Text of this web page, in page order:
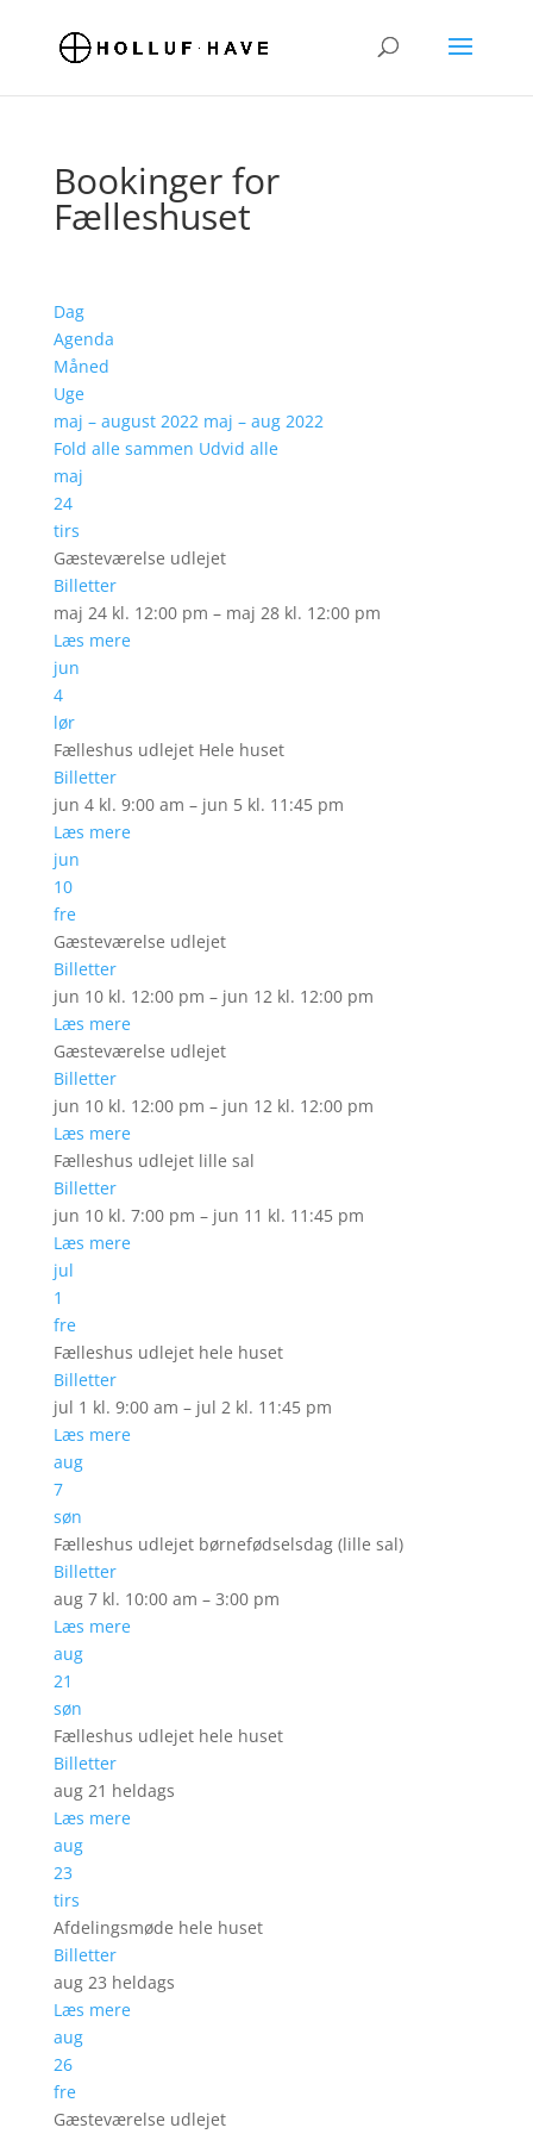
Bookinger for
Fælleshuset
Dag
Agenda
Måned
Uge
maj – august 2022 maj – aug 2022
Fold alle sammen Udvid alle
maj
24
tirs
Gæsteværelse udlejet
Billetter
maj 24 kl. 12:00 pm – maj 28 kl. 12:00 pm
Læs mere
jun
4
lør
Fælleshus udlejet Hele huset
Billetter
jun 4 kl. 9:00 am – jun 5 kl. 11:45 pm
Læs mere
jun
10
fre
Gæsteværelse udlejet
Billetter
jun 10 kl. 12:00 pm – jun 12 kl. 12:00 pm
Læs mere
Gæsteværelse udlejet
Billetter
jun 10 kl. 12:00 pm – jun 12 kl. 12:00 pm
Læs mere
Fælleshus udlejet lille sal
Billetter
jun 10 kl. 7:00 pm – jun 11 kl. 11:45 pm
Læs mere
jul
1
fre
Fælleshus udlejet hele huset
Billetter
jul 1 kl. 9:00 am – jul 2 kl. 11:45 pm
Læs mere
aug
7
søn
Fælleshus udlejet børnefødselsdag (lille sal)
Billetter
aug 7 kl. 10:00 am – 3:00 pm
Læs mere
aug
21
søn
Fælleshus udlejet hele huset
Billetter
aug 21 heldags
Læs mere
aug
23
tirs
Afdelingsmøde hele huset
Billetter
aug 23 heldags
Læs mere
aug
26
fre
Gæsteværelse udlejet